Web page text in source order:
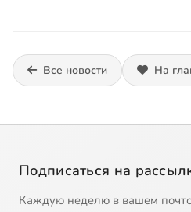
Все новости На
Подписаться на
Каждую неделю в вашем